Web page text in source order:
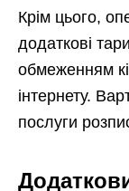
Крім цього,
додаткові
обмеженням
інтернету.
послуги